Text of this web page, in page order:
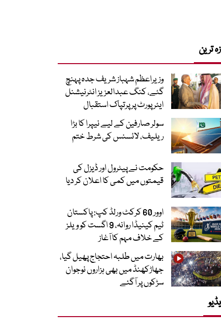
ترین
وزیراعظم شہباز شریف جدہ پہنچ
گئے، کنگ عبدالعزیز انٹرنیشنل
ایئر پورٹ پر پرتپاک استقبال
سولر صارفین کے لیے نیپرا کا بڑا
ریلیف، لائسنس کی شرط ختم
حکومت نے پیٹرول اور ڈیزل کی
قیمتوں میں کمی کا اعلان کر دیا
اوور 60 کرکٹ ورلڈ کپ: پاکستان
ٹیم کینیڈا روانہ، 9 اگست کو ویلز
کے خلاف مہم کا آغاز
بھارت میں طلبہ احتجاج پھیل گیا،
جھاڑکھنڈ میں بھی ہزاروں نوجوان
سڑکوں پر آگئے